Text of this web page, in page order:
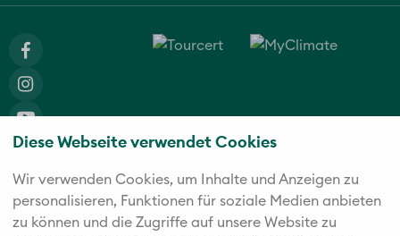
Diese Webseite verwendet Cookies
Wir verwenden Cookies, um Inhalte und Anzeigen zu
personalisieren, Funktionen für soziale Medien anbieten
zu können und die Zugriffe auf unsere Website zu
Die fünf starken Marken der Twerenbold Reisen Gruppe